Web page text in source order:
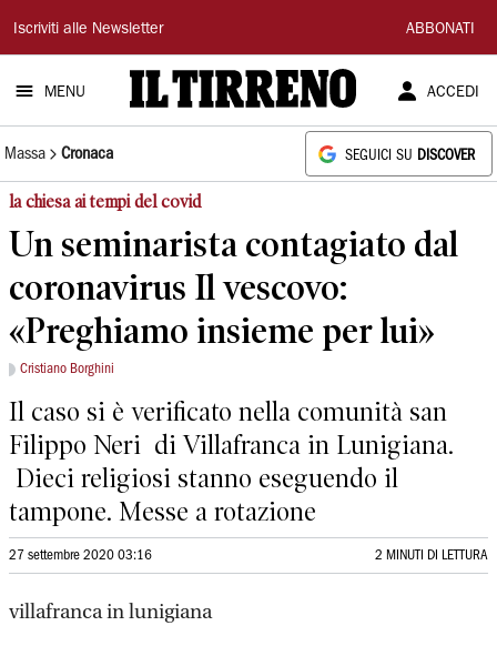
Il
Tirreno
Iscriviti alle Newsletter ABBONATI
MENU ACCEDI
Massa Cronaca SEGUICI SU DISCOVER
la chiesa ai tempi del covid
Un seminarista contagiato dal
coronavirus Il vescovo:
«Preghiamo insieme per lui»
Cristiano Borghini
Il caso si è verificato nella comunità san
Filippo Neri di Villafranca in Lunigiana.
Dieci religiosi stanno eseguendo il
tampone. Messe a rotazione
27 settembre 2020 03:16 2 MINUTI DI LETTURA
villafranca in lunigiana